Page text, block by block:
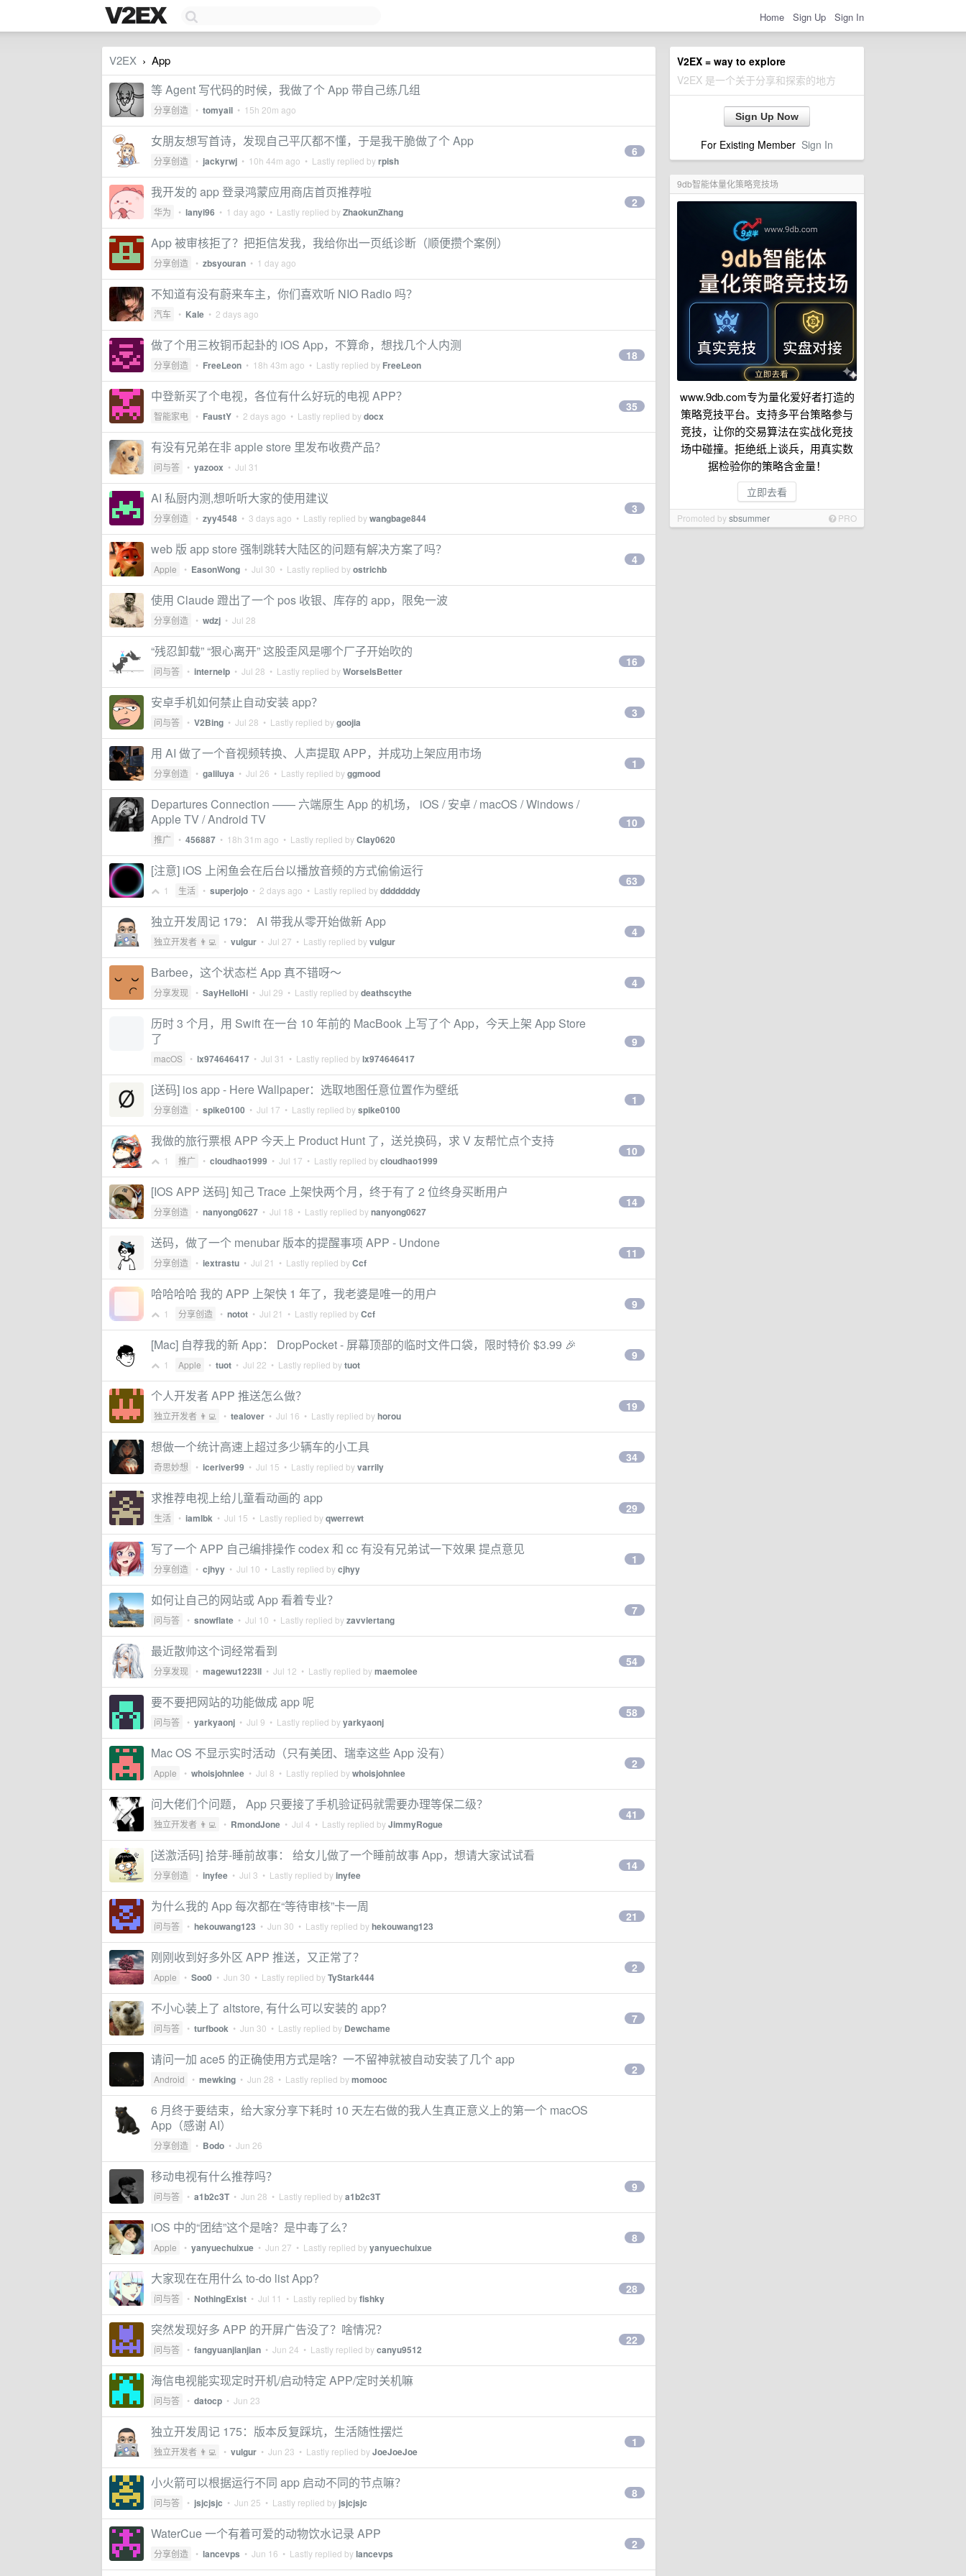
Home Sign Up Sign In
V2EX = way to explore
V2EX 是一个关于分享和探索的地方
Sign Up Now
For Existing Member Sign In
9db智能体量化策略竞技场
www.9db.com专为量化爱好者打造的
策略竞技平台。支持多平台策略参与
竞技，让你的交易算法在实战化竞技
场中碰撞。拒绝纸上谈兵，用真实数
据检验你的策略含金量！
立即去看
Promoted bysbsummer PRO
V2EX › App
等 Agent 写代码的时候，我做了个 App 带自己练几组
分享创造 • tomyail • 15h 20m ago
女朋友想写首诗，发现自己平仄都不懂，于是我干脆做了个 App
分享创造 • jackyrwj • 10h 44m ago • Lastly replied byrpish
6
我开发的 app 登录鸿蒙应用商店首页推荐啦
华为 • lanyi96 • 1 day ago • Lastly replied byZhaokunZhang
2
App 被审核拒了？把拒信发我，我给你出一页纸诊断（顺便攒个案例）
分享创造 • zbsyouran • 1 day ago
不知道有没有蔚来车主，你们喜欢听 NIO Radio 吗？
汽车 • Kale • 2 days ago
做了个用三枚铜币起卦的 iOS App，不算命，想找几个人内测
分享创造 • FreeLeon • 18h 43m ago • Lastly replied by FreeLeon
18
中登新买了个电视，各位有什么好玩的电视 APP？
智能家电 • FaustY • 2 days ago • Lastly replied bydocx
35
有没有兄弟在非 apple store 里发布收费产品？
问与答 • yazoox • Jul 31
AI 私厨内测,想听听大家的使用建议
分享创造 • zyy4548 • 3 days ago • Lastly replied bywangbage844
3
web 版 app store 强制跳转大陆区的问题有解决方案了吗？
Apple • EasonWong • Jul 30 • Lastly replied byostrichb
4
使用 Claude 蹬出了一个 pos 收银、库存的 app，限免一波
分享创造 • wdzj • Jul 28
“残忍卸载” “狠心离开” 这股歪风是哪个厂子开始吹的
问与答 • internelp • Jul 28 • Lastly replied byWorseIsBetter
16
安卓手机如何禁止自动安装 app？
问与答 • V2Bing • Jul 28 • Lastly replied bygoojia
3
用 AI 做了一个音视频转换、人声提取 APP，并成功上架应用市场
分享创造 • galiluya • Jul 26 • Lastly replied byggmood
1
Departures Connection —— 六端原生 App 的机场， iOS / 安卓 / macOS / Windows /
Apple TV / Android TV
推广 • 456887 • 18h 31m ago • Lastly replied byClay0620
10
[注意] iOS 上闲鱼会在后台以播放音频的方式偷偷运行
1 生活 • superjojo • 2 days ago • Lastly replied bydddddddy
63
独立开发周记 179： AI 带我从零开始做新 App
独立开发者 👨‍💻 • vulgur • Jul 27 • Lastly replied byvulgur
4
Barbee，这个状态栏 App 真不错呀～
分享发现 • SayHelloHi • Jul 29 • Lastly replied bydeathscythe
4
历时 3 个月，用 Swift 在一台 10 年前的 MacBook 上写了个 App，今天上架 App Store
了
macOS • lx974646417 • Jul 31 • Lastly replied bylx974646417
9
[送码] ios app - Here Wallpaper：选取地图任意位置作为壁纸
分享创造 • spike0100 • Jul 17 • Lastly replied byspike0100
1
我做的旅行票根 APP 今天上 Product Hunt 了，送兑换码，求 V 友帮忙点个支持
1 推广 • cloudhao1999 • Jul 17 • Lastly replied bycloudhao1999
10
[IOS APP 送码] 知己 Trace 上架快两个月，终于有了 2 位终身买断用户
分享创造 • nanyong0627 • Jul 18 • Lastly replied bynanyong0627
14
送码，做了一个 menubar 版本的提醒事项 APP - Undone
分享创造 • iextrastu • Jul 21 • Lastly replied byCcf
11
哈哈哈哈 我的 APP 上架快 1 年了，我老婆是唯一的用户
1 分享创造 • notot • Jul 21 • Lastly replied byCcf
9
[Mac] 自荐我的新 App： DropPocket - 屏幕顶部的临时文件口袋，限时特价 $3.99 🎉
1 Apple • tuot • Jul 22 • Lastly replied bytuot
9
个人开发者 APP 推送怎么做？
独立开发者 👨‍💻 • tealover • Jul 16 • Lastly replied byhorou
19
想做一个统计高速上超过多少辆车的小工具
奇思妙想 • iceriver99 • Jul 15 • Lastly replied byvarrily
34
求推荐电视上给儿童看动画的 app
生活 • iamlbk • Jul 15 • Lastly replied byqwerrewt
29
写了一个 APP 自己编排操作 codex 和 cc 有没有兄弟试一下效果 提点意见
分享创造 • cjhyy • Jul 10 • Lastly replied bycjhyy
1
如何让自己的网站或 App 看着专业？
问与答 • snowflate • Jul 10 • Lastly replied byzavviertang
7
最近散帅这个词经常看到
分享发现 • magewu1223ll • Jul 12 • Lastly replied bymaemolee
54
要不要把网站的功能做成 app 呢
问与答 • yarkyaonj • Jul 9 • Lastly replied byyarkyaonj
58
Mac OS 不显示实时活动（只有美团、瑞幸这些 App 没有）
Apple • whoisjohnlee • Jul 8 • Lastly replied bywhoisjohnlee
2
问大佬们个问题， App 只要接了手机验证码就需要办理等保二级？
独立开发者 👨‍💻 • RmondJone • Jul 4 • Lastly replied byJimmyRogue
41
[送激活码] 拾芽-睡前故事： 给女儿做了一个睡前故事 App，想请大家试试看
分享创造 • inyfee • Jul 3 • Lastly replied byinyfee
14
为什么我的 App 每次都在“等待审核”卡一周
问与答 • hekouwang123 • Jun 30 • Lastly replied byhekouwang123
21
刚刚收到好多外区 APP 推送，又正常了？
Apple • Soo0 • Jun 30 • Lastly replied byTyStark444
2
不小心装上了 altstore, 有什么可以安装的 app?
问与答 • turfbook • Jun 30 • Lastly replied by Dewchame
7
请问一加 ace5 的正确使用方式是啥？一不留神就被自动安装了几个 app
Android • mewking • Jun 28 • Lastly replied bymomooc
2
6 月终于要结束，给大家分享下耗时 10 天左右做的我人生真正意义上的第一个 macOS
App（感谢 AI）
分享创造 • Bodo • Jun 26
移动电视有什么推荐吗？
问与答 • a1b2c3T • Jun 28 • Lastly replied bya1b2c3T
9
iOS 中的“团结”这个是啥？是中毒了么？
Apple • yanyuechuixue • Jun 27 • Lastly replied byyanyuechuixue
8
大家现在在用什么 to-do list App?
问与答 • NothingExist • Jul 11 • Lastly replied byfishky
28
突然发现好多 APP 的开屏广告没了？啥情况？
问与答 • fangyuanjianjian • Jun 24 • Lastly replied bycanyu9512
22
海信电视能实现定时开机/启动特定 APP/定时关机嘛
问与答 • datocp • Jun 23
独立开发周记 175：版本反复踩坑，生活随性摆烂
独立开发者 👨‍💻 • vulgur • Jun 23 • Lastly replied byJoeJoeJoe
1
小火箭可以根据运行不同 app 启动不同的节点嘛？
问与答 • jsjcjsjc • Jun 25 • Lastly replied by jsjcjsjc
8
WaterCue 一个有着可爱的动物饮水记录 APP
分享创造 • lancevps • Jun 16 • Lastly replied bylancevps
2